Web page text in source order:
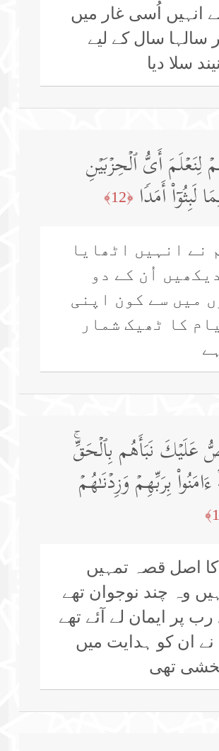
انہیں اُسی غار میں
سالہا سال کے لیے
سلا دیا
لِنَعۡلَمَ أَیُّ ٱلۡحِزۡبَیۡنِ
أَمَدࣰا ﴿12﴾
نے انہیں اٹھایا
اُن کے دو
میں سے کون اپنی
کا ٹھیک شمار
نَبَأَهُم بِٱلۡحَقِّۚ
بِرَبِّهِمۡ وَزِدۡنَـٰهُمۡ
اصل قصہ تمہیں
وہ چند نوجوان تھے
رب پر ایمان لے آئے تھے
نے ان کو ہدایت میں
تھی